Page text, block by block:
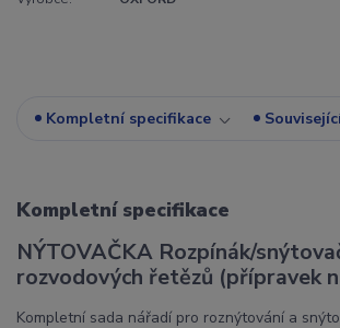
Kompletní specifikace
Kompletní specifikace
NÝTOVAČKA Rozpínák/
rozvodových řetězů (přípravek
Kompletní sada nářadí pro roznýtování a